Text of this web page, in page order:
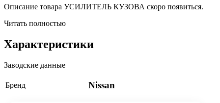
Описание товара УСИЛИТЕЛЬ КУЗОВА скоро появиться.
Читать полностью
Характеристики
Заводские данные
Бренд Nissan